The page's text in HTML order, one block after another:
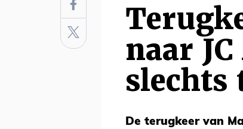
naar
slechts
De terugkeer van